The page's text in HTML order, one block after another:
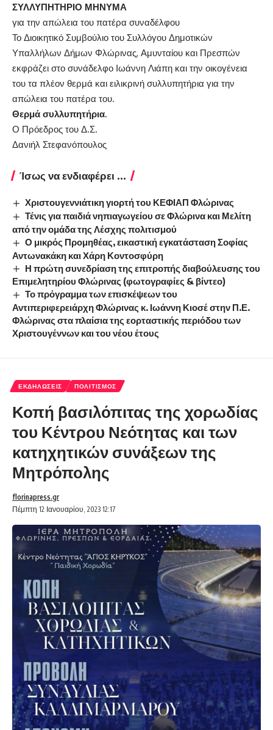
ΣΥΛΛΥΠΗΤΗΡΙΟ ΜΗΝΥΜΑ
για την απώλεια του πατέρα συναδέλφου
Το Διοικητικό Συμβούλιο του Συλλόγου Δημοτικών
Υπαλλήλων Δήμων Φλώρινας, Αμυνταίου και Πρεσπών
εκφράζει στο συνάδελφο Ιωάννη Λιάπη και την οικογένεια
του τα πλέον θερμά και ειλικρινή συλλυπητήρια για την
απώλεια του πατέρα του.
Θερμά συλλυπητήρια.
Ο Πρόεδρος του Δ.Σ.
Δανιήλ Στεφανόπουλος
Ίσως να ενδιαφέρει ...
Χριστουγεννιάτικη γιορτή του ΚΕΦΙΑΠ Φλώρινας
Τένις για παιδιά νηπιαγωγείου σε Φλώρινα και Μελίτη
από την ομάδα της Λέσχης πολιτισμού
Ο μικρός Προμηθέας, εικαστική εγκατάσταση Σοφίας
Αντωνακάκη και Χάρη Κοντοσφύρη
Η πρώτη συνεδρίαση της επιτροπής διαβούλευσης του
Επιμελητηρίου Φλώρινας (φωτογραφίες & βίντεο)
Το πρόγραμμα των επισκέψεων του
Αντιπεριφερειάρχη Φλώρινας κ. Ιωάννη Κιοσέ στην Π.Ε.
Φλώρινας στα πλαίσια της εορταστικής περιόδου των
Χριστουγέννων και του νέου έτους
ΕΚΔΗΛΏΣΕΙΣ ΠΟΛΙΤΙΣΜΌΣ
Κοπή βασιλόπιτας της χορωδίας
του Κέντρου Νεότητας και των
κατηχητικών συνάξεων της
Μητρόπολης
Πέμπτη 12 Ιανουαρίου, 2023 12:17
florinapress.gr